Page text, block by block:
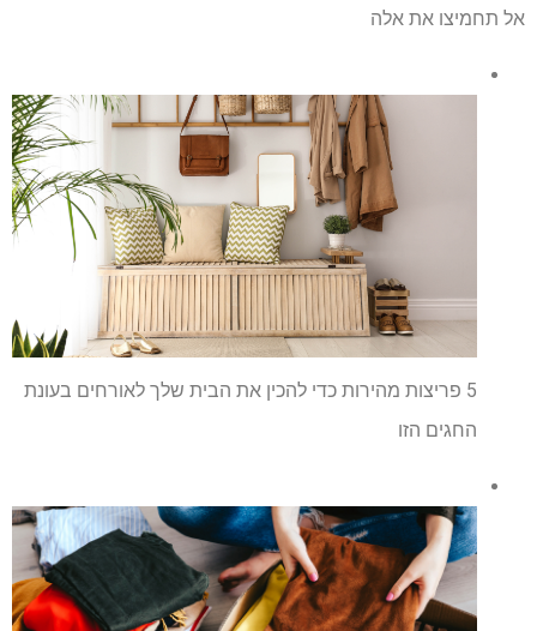
אל תחמיצו את אלה
5 פריצות מהירות כדי להכין את הבית שלך לאורחים בעונת
החגים הזו